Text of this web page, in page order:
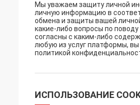
Мы уважаем защиту личной
личную информацию в
обмена и защиты вашей
какие-либо вопросы по
согласны с каким-либо
любую из услуг платформы,
политикой
ИСПОЛЬЗОВАНИЕ